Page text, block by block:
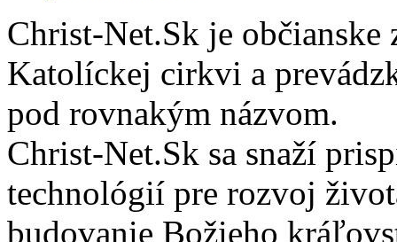
Christ-Net.Sk je
Katolíckej cirkvi a
pod rovnakým názvom.
Christ-Net.Sk sa snaží
technológií pre rozvoj
budovanie Božieho